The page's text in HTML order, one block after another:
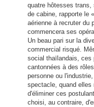
quatre hôtesses trans,
de cabine, rapporte le
aérienne à recruter du
commencera ses
Un beau pari sur la
commercial risqué.
social thaïlandais, ces
cantonnées à des
personne ou
spectacle, quand
d'éliminer ces
choisi, au contraire,